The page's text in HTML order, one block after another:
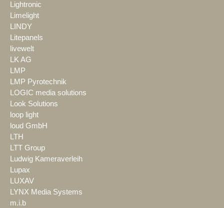
Lightronic
Limelight
LINDY
Litepanels
livewelt
LK AG
LMP
LMP Pyrotechnik
LOGIC media solutions
Look Solutions
loop light
loud GmbH
LTH
LTT Group
Ludwig Kameraverleih
Lupax
LUXAV
LYNX Media Systems
m.i.b